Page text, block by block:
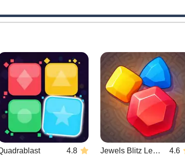
4.8 Jewels Blitz Legends 4.6